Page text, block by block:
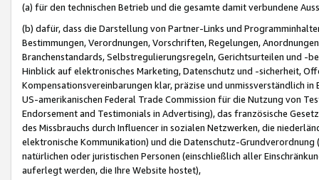
(a) für den technischen Betrieb und die gesamte damit verbundene
(b) dafür, dass die Darstellung von Partner-Links und
Bestimmungen, Verordnungen, Vorschriften, Regelungen,
Branchenstandards, Selbstregulierungsregeln, Gerichtsurteilen und -
Hinblick auf elektronisches Marketing, Datenschutz und -sicherheit,
Kompensationsvereinbarungen klar, präzise und unmissverständlich
US-amerikanischen Federal Trade Commission für die Nutzung von
Endorsement and Testimonials in Advertising), das französische
des Missbrauchs durch Influencer in sozialen Netzwerken, die
elektronische Kommunikation) und die Datenschutz-
natürlichen oder juristischen Personen (einschließlich aller
auferlegt werden, die Ihre Website hostet),